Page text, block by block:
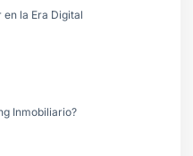
la Era Digital
Inmobiliario?